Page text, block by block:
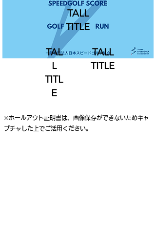
TALL
TITLE
TALL
TITLE
TAL
L
TITL
E
※ホールアウト証明書は、画像保存ができないためキャ
プチャした上でご活用ください。